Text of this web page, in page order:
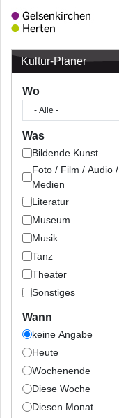
Kultur-Planer
Wo
Was
Bildende Kunst
Foto / Film / Audio /
Medien
Literatur
Museum
Musik
Tanz
Theater
Sonstiges
Wann
keine Angabe
Heute
Wochenende
Diese Woche
Diesen Monat